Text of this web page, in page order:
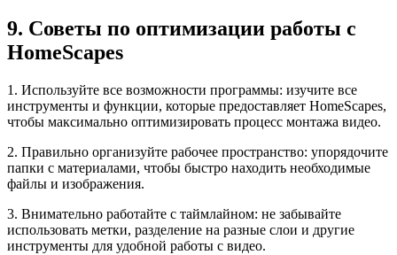
9. Советы по оптимизации работы с
HomeScapes
1. Используйте все возможности программы: изучите все
инструменты и функции, которые предоставляет HomeScapes,
чтобы максимально оптимизировать процесс монтажа видео.
2. Правильно организуйте рабочее пространство: упорядочите
папки с материалами, чтобы быстро находить необходимые
файлы и изображения.
3. Внимательно работайте с таймлайном: не забывайте
использовать метки, разделение на разные слои и другие
инструменты для удобной работы с видео.